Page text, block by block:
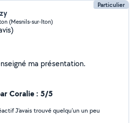
Particulier
(Mesnils-sur-Iton)
Je n'ai pas encore renseigné ma présentation.
Coralie : 5/5
un peu